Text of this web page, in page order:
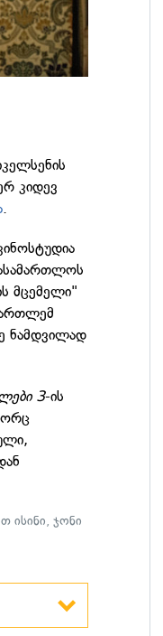
კიდევ
.
მცემელი"
ნამდვილად
3-ის
ისინი,ჯონი